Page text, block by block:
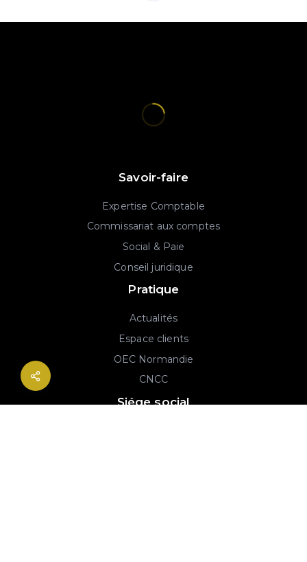
Savoir-faire
Expertise Comptable
Commissariat aux comptes
Social & Paie
Conseil juridique
Pratique
Actualités
Espace clients
OEC Normandie
CNCC
Siége social